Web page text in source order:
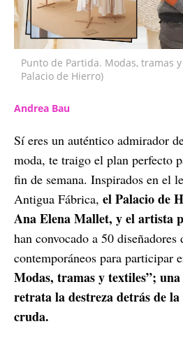
Punto de Partida. Modas, tramas
Palacio de Hierro)
Andrea Bau
Sí eres un auténtico admirador
moda, te traigo el plan perfecto
fin de semana. Inspirados en el
Antigua Fábrica, el Palacio de
Ana Elena Mallet, y el artista
han convocado a 50 diseñadores
contemporáneos para participar
Modas, tramas y textiles”;
retrata la destreza detrás de
cruda.